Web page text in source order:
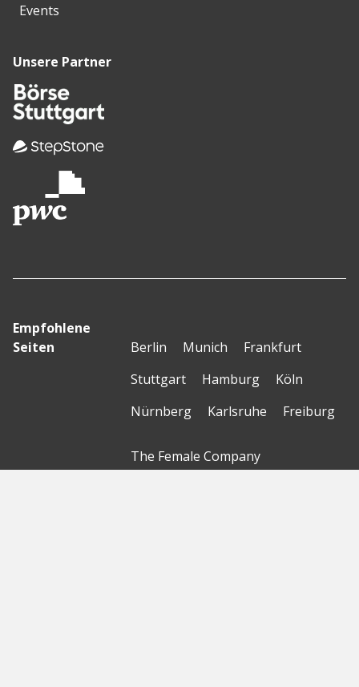
Events
Unsere Partner
Empfohlene
Seiten
Berlin Munich
Frankfurt
Stuttgart
Hamburg
Köln
Nürnberg
Karlsruhe Freiburg
The Female Company